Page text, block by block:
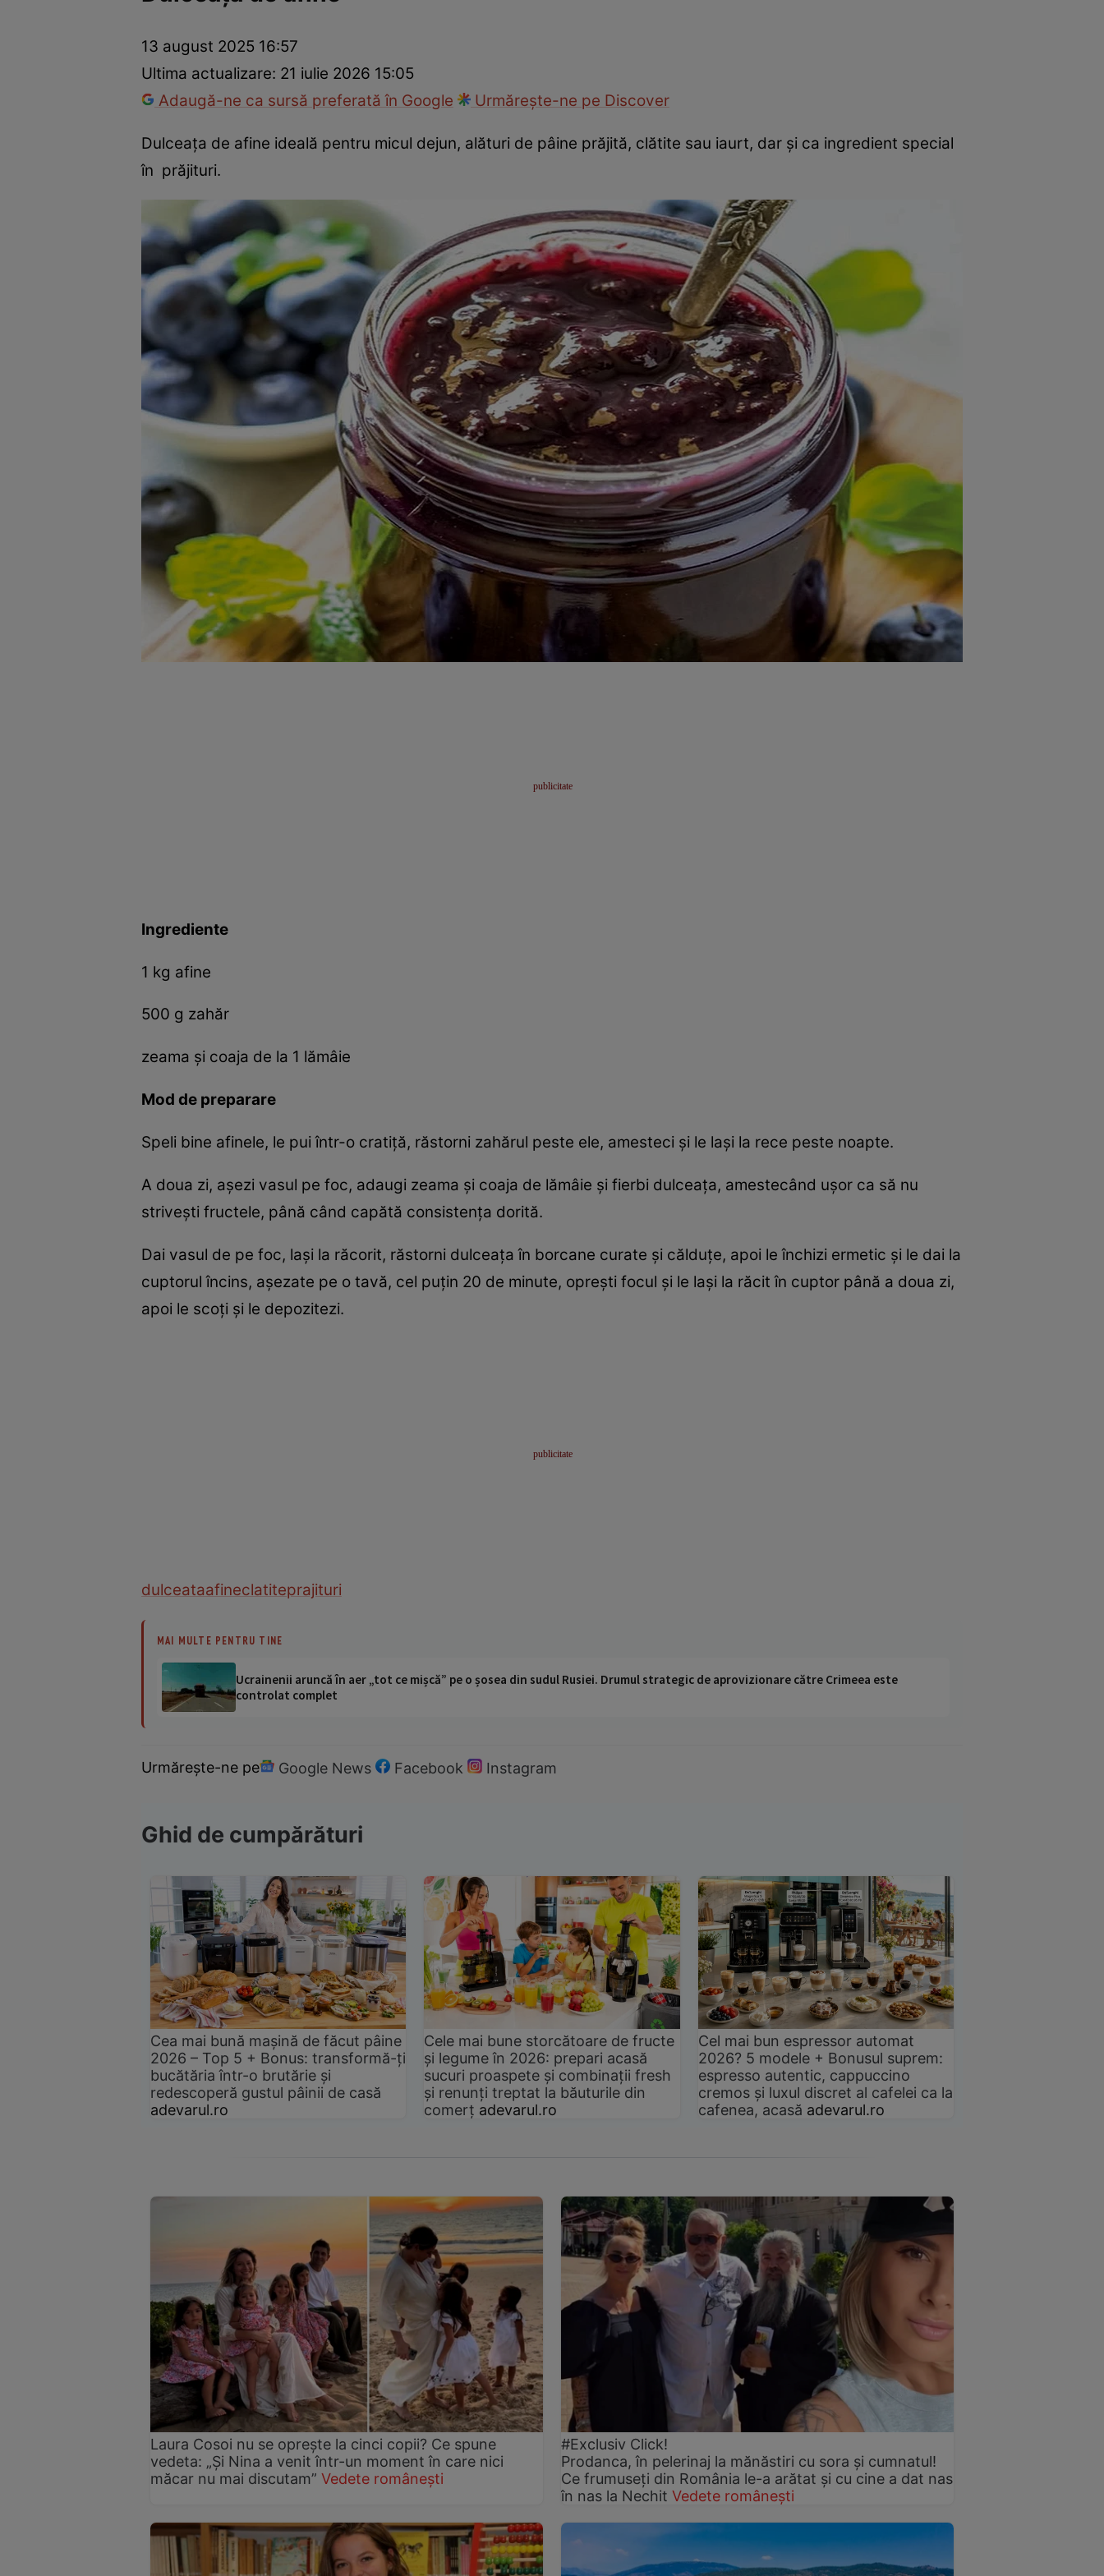
Mâncăruri rapideRețete cu legume
13 august 2025 16:57
Ultima actualizare: 21 iulie 2026 15:05
Adaugă-ne ca sursă preferată în Google
Urmărește-ne pe Discover
Dulceața de afine ideală pentru micul dejun, alături de pâine prăjită, clătite sau iaurt, dar și ca ingredient special
în prăjituri.
Ingrediente
1 kg afine
500 g zahăr
zeama și coaja de la 1 lămâie
Mod de preparare
Speli bine afinele, le pui într-o cratiță, răstorni zahărul peste ele, amesteci și le lași la rece peste noapte.
A doua zi, așezi vasul pe foc, adaugi zeama și coaja de lămâie și fierbi dulceața, amestecând ușor ca să nu
strivești fructele, până când capătă consistența dorită.
Dai vasul de pe foc, lași la răcorit, răstorni dulceața în borcane curate și călduțe, apoi le închizi ermetic și le dai la
cuptorul încins, așezate pe o tavă, cel puțin 20 de minute, oprești focul și le lași la răcit în cuptor până a doua zi,
apoi le scoți și le depozitezi.
dulceataafineclatiteprajituri
MAI MULTE PENTRU TINE
Ucrainenii aruncă în aer „tot ce mișcă” pe o șosea din sudul Rusiei. Drumul strategic de aprovizionare către Crimeea este
controlat complet
Urmărește-ne pe Google News Facebook Instagram
Ghid de cumpărături
Cea mai bună mașină de făcut pâine
2026 – Top 5 + Bonus: transformă-ți
bucătăria într-o brutărie și
redescoperă gustul pâinii de casă
adevarul.ro
Cele mai bune storcătoare de fructe
și legume în 2026: prepari acasă
sucuri proaspete și combinații fresh
și renunți treptat la băuturile din
comerț adevarul.ro
Cel mai bun espressor automat
2026? 5 modele + Bonusul suprem:
espresso autentic, cappuccino
cremos și luxul discret al cafelei ca la
cafenea, acasă adevarul.ro
Laura Cosoi nu se oprește la cinci copii? Ce spune
vedeta: „Și Nina a venit într-un moment în care nici
măcar nu mai discutam” Vedete românești
#Exclusiv Click!
Prodanca, în pelerinaj la mănăstiri cu sora și cumnatul!
Ce frumuseți din România le-a arătat și cu cine a dat nas
în nas la Nechit Vedete românești